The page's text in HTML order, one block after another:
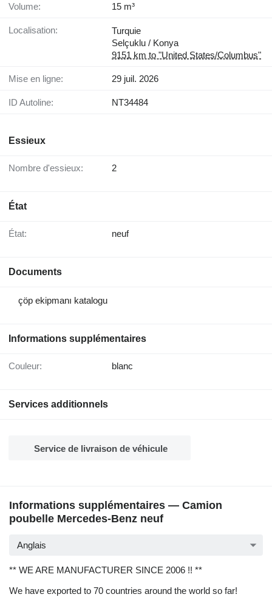
Volume: 15 m³
Localisation:
Turquie
Selçuklu / Konya
9151 km to "United States/Columbus"
Mise en ligne: 29 juil. 2026
ID Autoline: NT34484
Essieux
Nombre d'essieux: 2
État
État: neuf
Documents
çöp ekipmanı katalogu
Informations supplémentaires
Couleur: blanc
Services additionnels
Service de livraison de véhicule
Informations supplémentaires — Camion
poubelle Mercedes-Benz neuf
Anglais
** WE ARE MANUFACTURER SINCE 2006 !! **
We have exported to 70 countries around the world so far!